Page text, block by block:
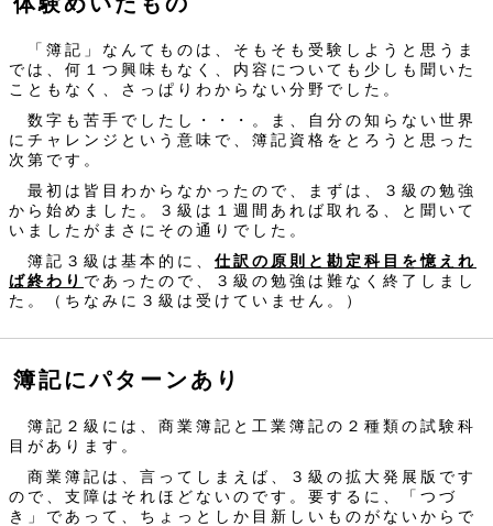
「簿記」なんてものは、そもそも受験しようと思うま
では、何１つ興味もなく、内容についても少しも聞いた
こともなく、さっぱりわからない分野でした。
数字も苦手でしたし・・・。ま、自分の知らない世界
にチャレンジという意味で、簿記資格をとろうと思った
次第です。
最初は皆目わからなかったので、まずは、３級の勉強
から始めました。３級は１週間あれば取れる、と聞いて
いましたがまさにその通りでした。
簿記３級は基本的に、 仕訳の原則と勘定科目を憶えれ
ば終わり であったので、３級の勉強は難なく終了しまし
た。（ちなみに３級は受けていません。）
簿記にパターンあり
簿記２級には、商業簿記と工業簿記の２種類の試験科
目があります。
商業簿記は、言ってしまえば、３級の拡大発展版です
ので、支障はそれほどないのです。要するに、「つづ
き」であって、ちょっとしか目新しいものがないからで